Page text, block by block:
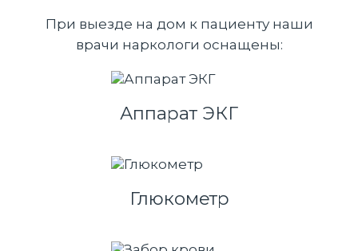
При выезде на дом к пациенту наши
врачи наркологи оснащены:
Аппарат ЭКГ
Глюкометр